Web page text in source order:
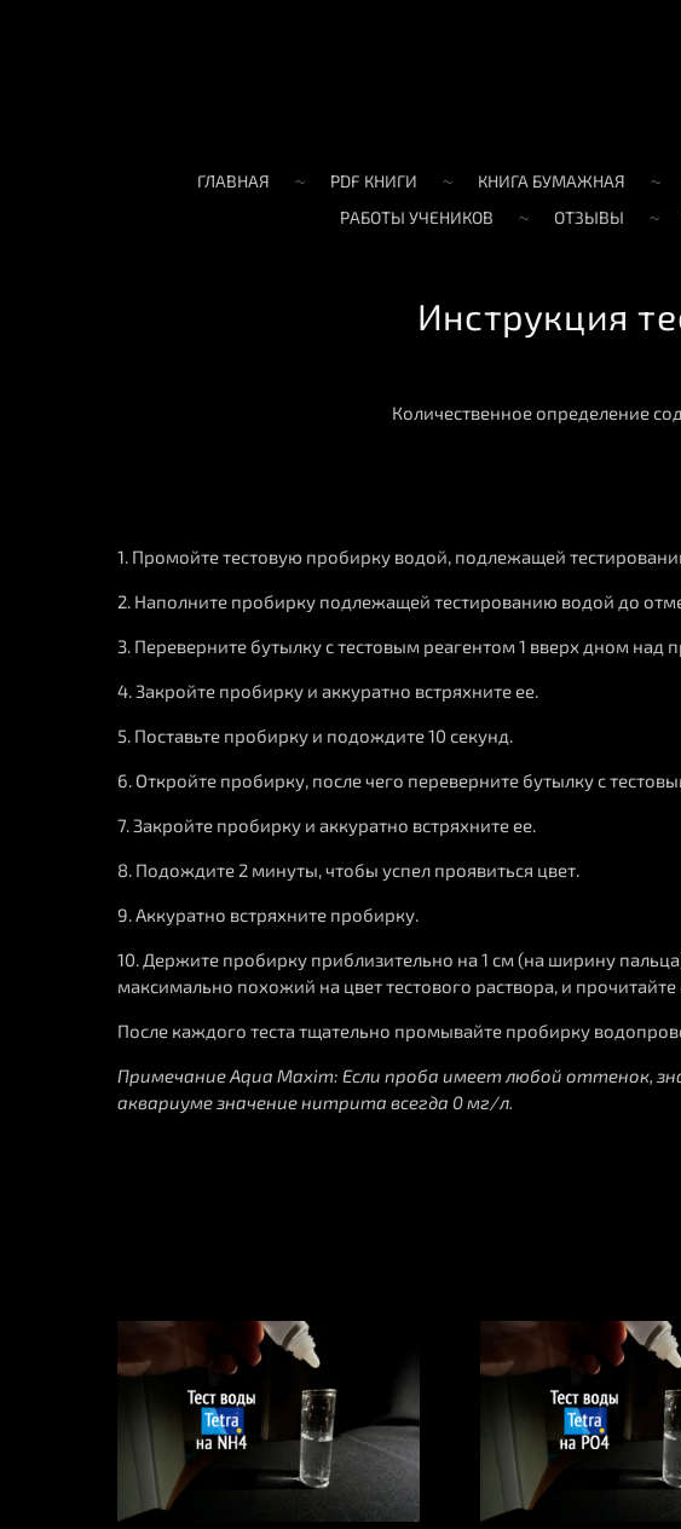
ГЛАВНАЯ PDF КНИГИ КНИГА БУМАЖНАЯ
РАБОТЫ УЧЕНИКОВ
ОТЗЫВЫ
Инструкция
Количественное определение
1. Промойте тестовую пробирку водой, подлежащей
2. Наполните пробирку подлежащей тестированию водой до
3. Переверните бутылку с тестовым реагентом 1 вверх дном над
4. Закройте пробирку и аккуратно встряхните ее.
5. Поставьте пробирку и подождите 10 секунд.
6. Откройте пробирку, после чего переверните бутылку с
7. Закройте пробирку и аккуратно встряхните ее.
8. Подождите 2 минуты, чтобы успел проявиться цвет.
9. Аккуратно встряхните пробирку.
10. Держите пробирку приблизительно на 1 см (на ширину
максимально похожий на цвет тестового раствора, и
После каждого теста тщательно промывайте пробирку
Примечание Aqua Maxim: Если проба имеет любой оттенок,
аквариуме значение нитрита всегда 0 мг/л.